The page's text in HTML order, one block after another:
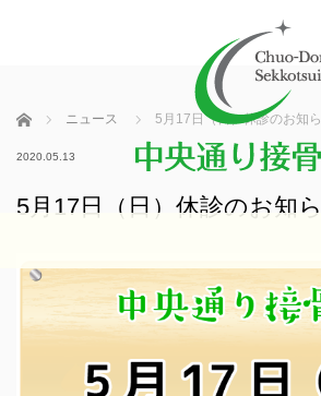
ホーム ニュース 5月17日（日）休診のお知
2020.05.13
5月17日（日）休診のお知